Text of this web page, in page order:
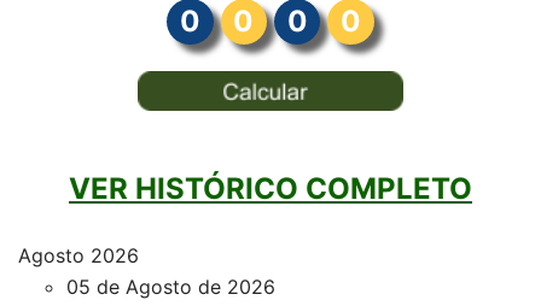
0 0 0 0
VER HISTÓRICO COMPLETO
Agosto 2026
05 de Agosto de 2026